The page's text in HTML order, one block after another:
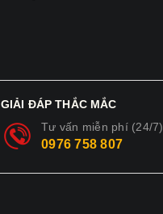
GIẢI ĐÁP THẮC MẮC
Tư vấn miễn phí (24/7)
0976 758 807